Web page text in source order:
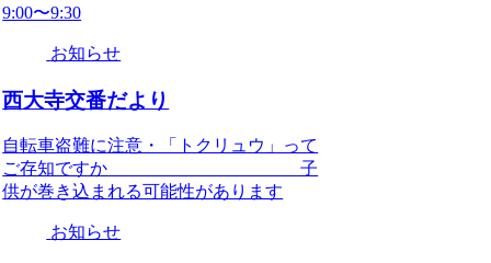
9:00〜9:30
お知らせ
西大寺交番だより
自転車盗難に注意・「トクリュウ」って
ご存知ですか 子
供が巻き込まれる可能性があります
お知らせ